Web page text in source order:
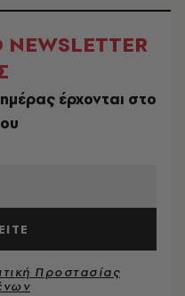
έρχονται στο
Προστασίας